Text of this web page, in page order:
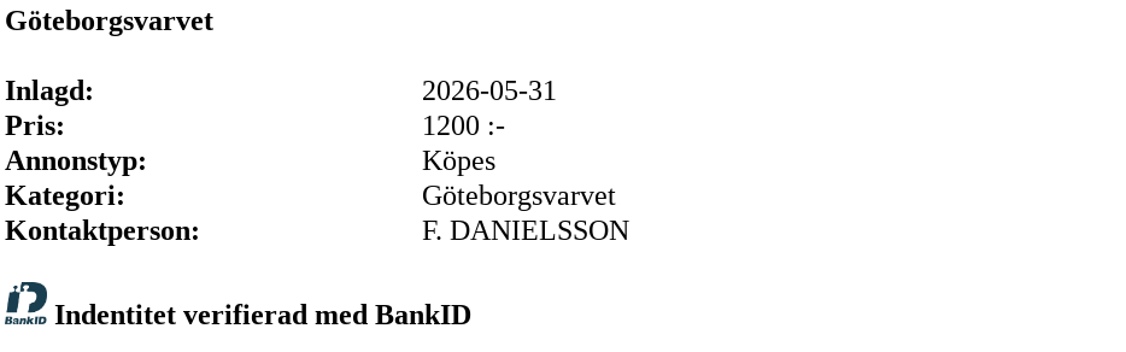
Göteborgsvarvet
Inlagd:
2026-05-31
Pris:
1200 :-
Annonstyp:
Köpes
Kategori:
Göteborgsvarvet
Kontaktperson:
F. DANIELSSON
Indentitet verifierad med BankID